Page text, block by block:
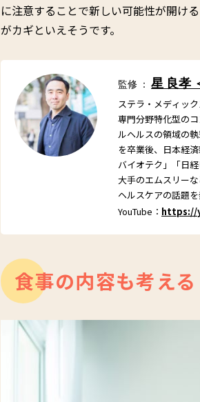
に注意することで新しい可能性が開け
がカギといえそうです。
監修 ：星 良孝
ステラ・メディッ
専門分野特化型の
ルヘルスの領域の
を卒業後、日本経
バイオテク」「日
大手のエムスリー
ヘルスケアの話題を
YouTube： https://
食事の内容も考える